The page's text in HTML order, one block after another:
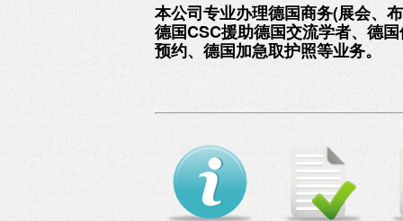
本公司专业办理德国商务(展会、
德国CSC援助德国交流学者、德
预约、德国加急取护照等业务。